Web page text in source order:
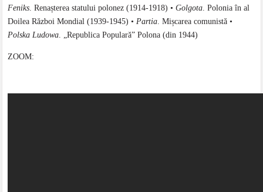
Feniks. Renașterea statului polonez (1914-1918) •Golgota. Polonia în al
Doilea Război Mondial (1939-1945) •Partia. Mișcarea comunistă •
Polska Ludowa. „Republica Populară” Polona (din 1944)
ZOOM: